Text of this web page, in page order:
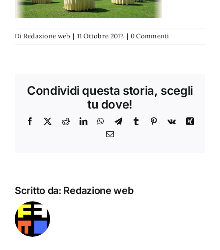
Di Redazione web | 11 Ottobre 2012 | 0 Commenti
Condividi questa storia, scegli
tu dove!
Facebook RedditLinkedInWhatsApp
TelegramTumblr Pinterest
Vk
Xing
Email
Scritto da: Redazione web